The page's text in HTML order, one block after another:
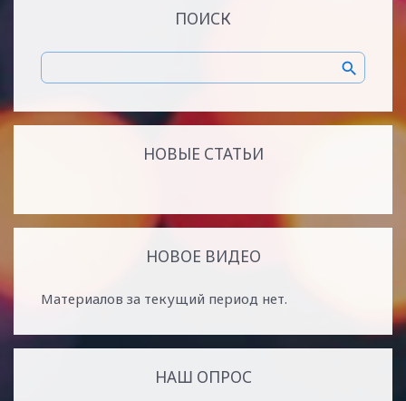
ПОИСК
НОВЫЕ СТАТЬИ
НОВОЕ ВИДЕО
Материалов за текущий период нет.
НАШ ОПРОС